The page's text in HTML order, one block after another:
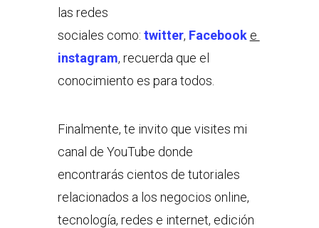
las redes
sociales como: twitter, Facebook e
instagram, recuerda que el
conocimiento es para todos.
Finalmente, te invito que visites mi
canal de YouTube donde
encontrarás cientos de tutoriales
relacionados a los negocios online,
tecnología, redes e internet, edición